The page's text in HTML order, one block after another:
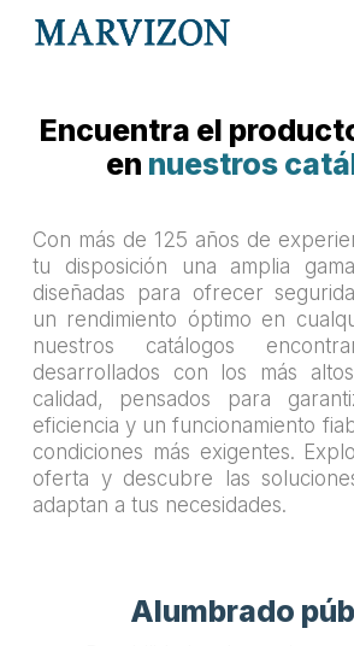
Encuentra el
en nuestros
Con más de 125 años de
tu disposición una amplia
diseñadas para ofrecer
un rendimiento óptimo en
nuestros catálogos
desarrollados con los más
calidad, pensados para
eficiencia y un funcionamiento
condiciones más exigentes.
oferta y descubre las
adaptan a tus necesidades.
Alumbrado